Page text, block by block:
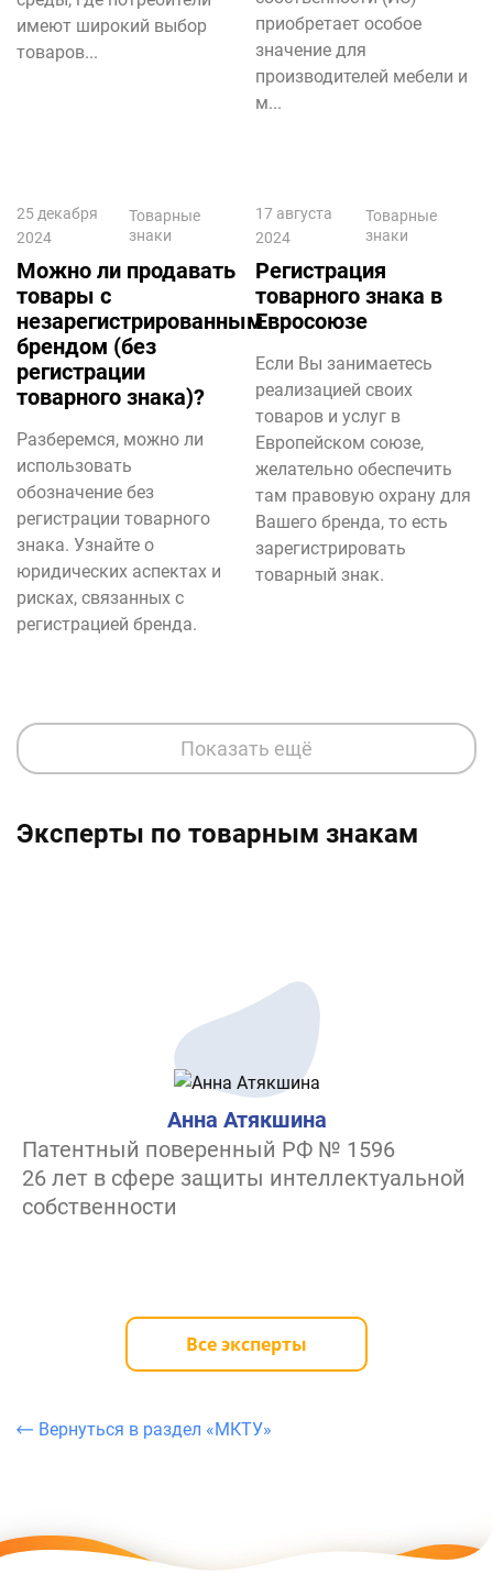
имеют широкий выбор
товаров...
приобретает особое
значение для
производителей мебели и
м...
25 декабря
2024
Товарные
знаки
Можно ли продавать
товары с
незарегистрированным
брендом (без
регистрации
товарного знака)?
Разберемся, можно ли
использовать
обозначение без
регистрации товарного
знака. Узнайте о
юридических аспектах и
рисках, связанных с
регистрацией бренда.
17 августа
2024
Товарные
знаки
Регистрация
товарного знака в
Евросоюзе
Если Вы занимаетесь
реализацией своих
товаров и услуг в
Европейском союзе,
желательно обеспечить
там правовую охрану для
Вашего бренда, то есть
зарегистрировать
товарный знак.
Показать ещё
Эксперты по товарным знакам
Анна Атякшина
Патентный поверенный РФ № 1596
26 лет в сфере защиты интеллектуальной
собственности
Все эксперты
Вернуться в раздел «МКТУ»